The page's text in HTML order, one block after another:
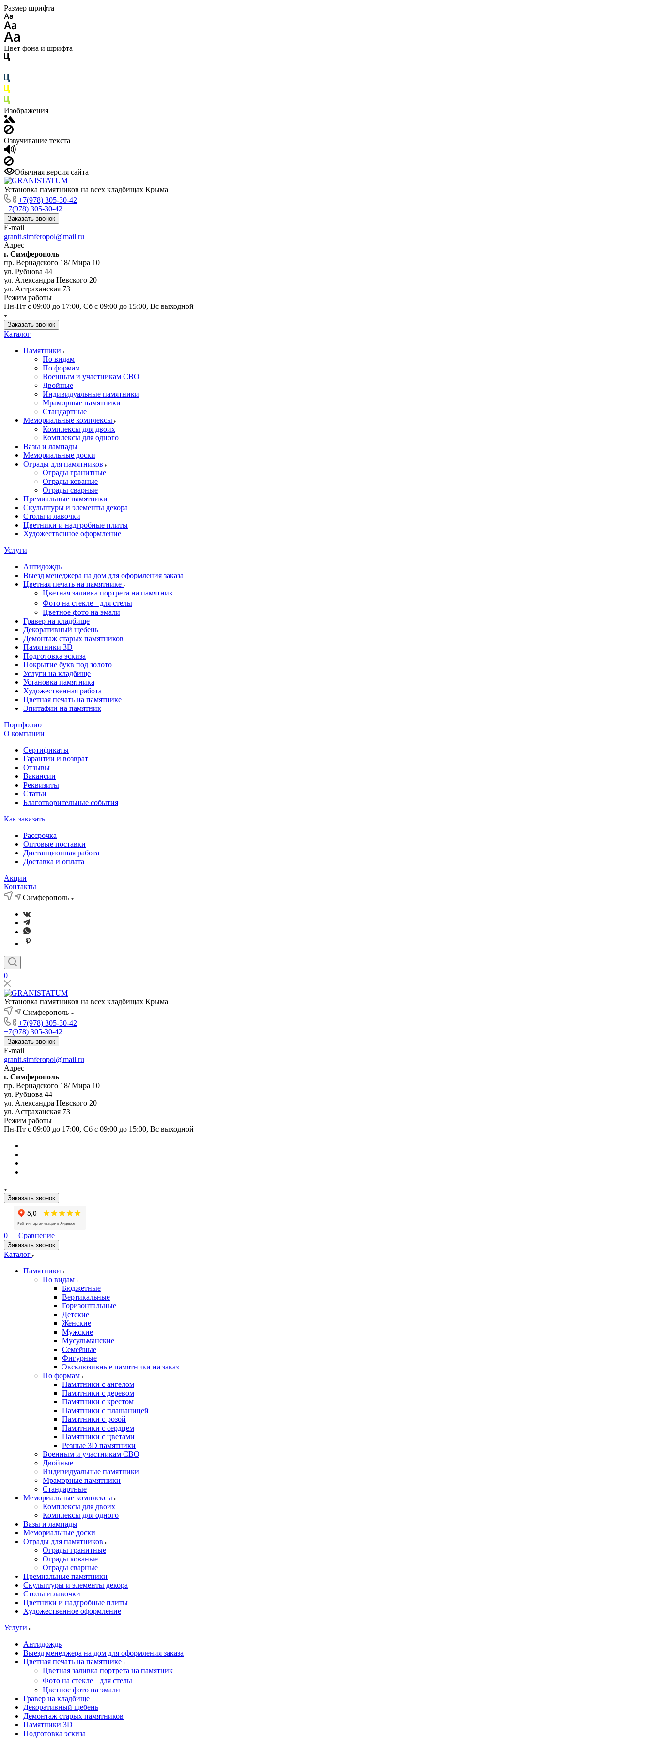
Размер шрифта
Цвет фона и шрифта
Изображения
Озвучивание текста
Обычная версия сайта
Установка памятников на всех кладбищах Крыма
+7(978) 305-30-42
+7(978) 305-30-42
Заказать звонок
E-mail
granit.simferopol@mail.ru
Адрес
г. Симферополь
пр. Вернадского 18/ Мира 10
ул. Рубцова 44
ул. Александра Невского 20
ул. Астраханская 73
Режим работы
Пн-Пт с 09:00 до 17:00, Сб с 09:00 до 15:00, Вс выходной
Заказать звонок
Каталог
Памятники
По видам
По формам
Военным и участникам СВО
Двойные
Индивидуальные памятники
Мраморные памятники
Стандартные
Мемориальные комплексы
Комплексы для двоих
Комплексы для одного
Вазы и лампады
Мемориальные доски
Ограды для памятников
Ограды гранитные
Ограды кованые
Ограды сварные
Премиальные памятники
Скульптуры и элементы декора
Столы и лавочки
Цветники и надгробные плиты
Художественное оформление
Услуги
Антидождь
Выезд менеджера на дом для оформления заказа
Цветная печать на памятнике
Цветная заливка портрета на памятник
Фото на стекле для стелы
Цветное фото на эмали
Гравер на кладбище
Декоративный щебень
Демонтаж старых памятников
Памятники 3D
Подготовка эскиза
Покрытие букв под золото
Услуги на кладбище
Установка памятника
Художественная работа
Цветная печать на памятнике
Эпитафии на памятник
Портфолио
О компании
Сертификаты
Гарантии и возврат
Отзывы
Вакансии
Реквизиты
Статьи
Благотворительные события
Как заказать
Рассрочка
Оптовые поставки
Дистанционная работа
Доставка и оплата
Акции
Контакты
Симферополь
0
Установка памятников на всех кладбищах Крыма
Симферополь
+7(978) 305-30-42
+7(978) 305-30-42
Заказать звонок
E-mail
granit.simferopol@mail.ru
Адрес
г. Симферополь
пр. Вернадского 18/ Мира 10
ул. Рубцова 44
ул. Александра Невского 20
ул. Астраханская 73
Режим работы
Пн-Пт с 09:00 до 17:00, Сб с 09:00 до 15:00, Вс выходной
Заказать звонок
0 Сравнение
Заказать звонок
Каталог
Памятники
По видам
Бюджетные
Вертикальные
Горизонтальные
Детские
Женские
Мужские
Мусульманские
Семейные
Фигурные
Эксклюзивные памятники на заказ
По формам
Памятники с ангелом
Памятники с деревом
Памятники с крестом
Памятники с плащаницей
Памятники с розой
Памятники с сердцем
Памятники с цветами
Резные 3D памятники
Военным и участникам СВО
Двойные
Индивидуальные памятники
Мраморные памятники
Стандартные
Мемориальные комплексы
Комплексы для двоих
Комплексы для одного
Вазы и лампады
Мемориальные доски
Ограды для памятников
Ограды гранитные
Ограды кованые
Ограды сварные
Премиальные памятники
Скульптуры и элементы декора
Столы и лавочки
Цветники и надгробные плиты
Художественное оформление
Услуги
Антидождь
Выезд менеджера на дом для оформления заказа
Цветная печать на памятнике
Цветная заливка портрета на памятник
Фото на стекле для стелы
Цветное фото на эмали
Гравер на кладбище
Декоративный щебень
Демонтаж старых памятников
Памятники 3D
Подготовка эскиза